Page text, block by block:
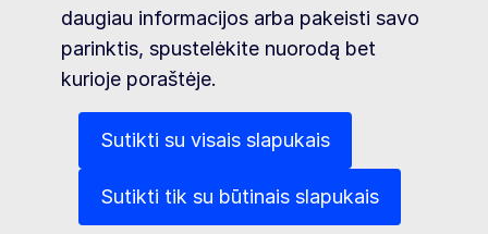
daugiau informacijos arba pakeisti savo
parinktis, spustelėkite nuorodą bet
kurioje poraštėje.
Sutikti su visais slapukais
Sutikti tik su būtinais slapukais